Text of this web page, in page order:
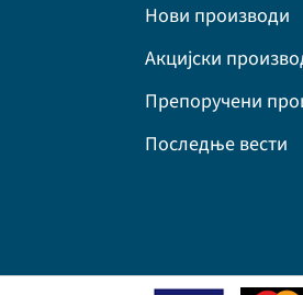
Нови производи
Акцијски
Препоручени
Последње вести